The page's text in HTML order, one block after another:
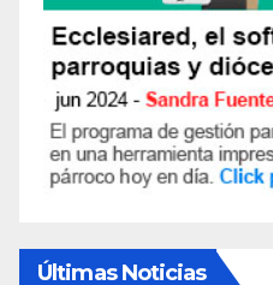
Últimas Noticias